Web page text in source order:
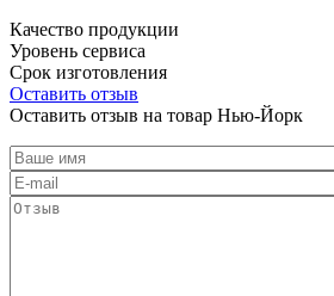
Качество продукции
Уровень сервиса
Срок изготовления
Оставить отзыв
Оставить отзыв на товар Нью-Йорк